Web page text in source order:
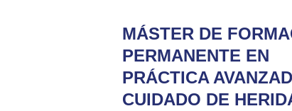
MÁSTER DE
PERMANENTE EN
PRÁCTICA
CUIDADO DE